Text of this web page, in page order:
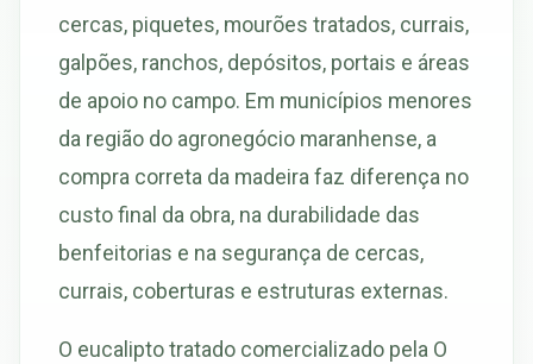
cercas, piquetes, mourões tratados, currais,
galpões, ranchos, depósitos, portais e áreas
de apoio no campo. Em municípios menores
da região do agronegócio maranhense, a
compra correta da madeira faz diferença no
custo final da obra, na durabilidade das
benfeitorias e na segurança de cercas,
currais, coberturas e estruturas externas.
O eucalipto tratado comercializado pela O